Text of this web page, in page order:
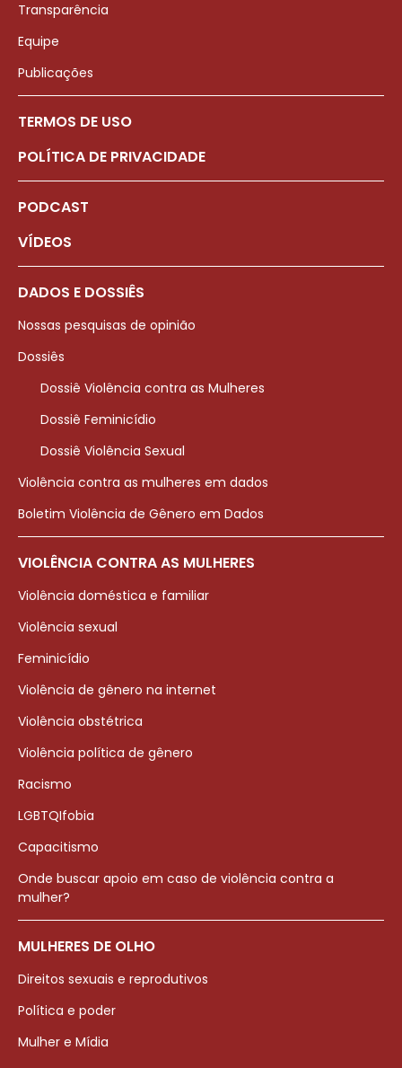
Transparência
Equipe
Publicações
TERMOS DE USO
POLÍTICA DE PRIVACIDADE
PODCAST
VÍDEOS
DADOS E DOSSIÊS
Nossas pesquisas de opinião
Dossiês
Dossiê Violência contra as Mulheres
Dossiê Feminicídio
Dossiê Violência Sexual
Violência contra as mulheres em dados
Boletim Violência de Gênero em Dados
VIOLÊNCIA CONTRA AS MULHERES
Violência doméstica e familiar
Violência sexual
Feminicídio
Violência de gênero na internet
Violência obstétrica
Violência política de gênero
Racismo
LGBTQIfobia
Capacitismo
Onde buscar apoio em caso de violência contra a
mulher?
MULHERES DE OLHO
Direitos sexuais e reprodutivos
Política e poder
Mulher e Mídia